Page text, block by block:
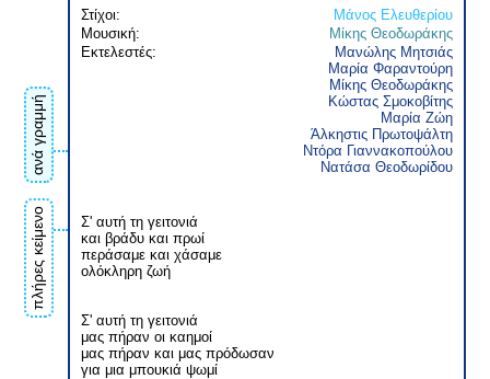
ανά γραμμή
πλήρες κείμενο
Στίχοι:
Μάνος Ελευθερίου
Μουσική:
Μίκης Θεοδωράκης
Εκτελεστές:
Μανώλης Μητσιάς
Μαρία Φαραντούρη
Μίκης Θεοδωράκης
Κώστας Σμοκοβίτης
Μαρία Ζώη
Άλκηστις Πρωτοψάλτη
Ντόρα Γιαννακοπούλου
Νατάσα Θεοδωρίδου
Σ' αυτή τη γειτονιά
και βράδυ και πρωί
περάσαμε και χάσαμε
ολόκληρη ζωή
Σ' αυτή τη γειτονιά
μας πήραν οι καημοί
μας πήραν και μας πρόδωσαν
για μια μπουκιά ψωμί